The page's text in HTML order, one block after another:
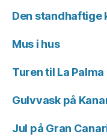
Den standhaftige
Mus i hus
Turen til La Palma
Gulvvask på
Jul på Gran